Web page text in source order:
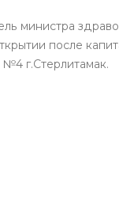
министра
после
г.Стерлитамак.